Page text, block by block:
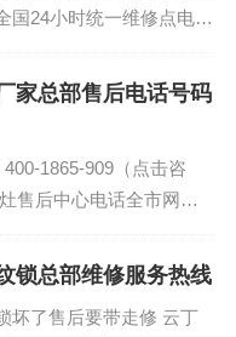
国24小时统一维修点电
家总部售后电话号码
1865-909（点击咨
售后中心电话全市网点
锁总部维修服务热线
坏了售后要带走修 云丁